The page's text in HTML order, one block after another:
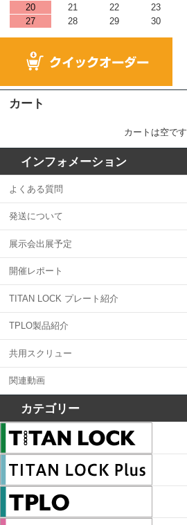
20
21 22 23
27
28 29 30
カート
カートは空です
インフォメーション
よくある質問
発送について
展示会出展予定
開催レポート
TITAN LOCK プレート紹介
TPLO製品紹介
共用スクリュー
関連動画
カテゴリー